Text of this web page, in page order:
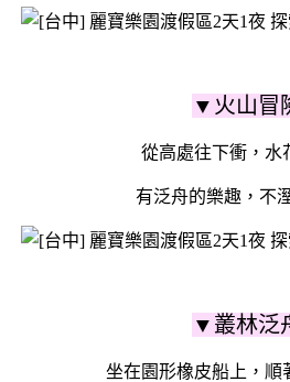
▼火山冒
從高處往下衝，水
有泛舟的樂趣，不
▼叢林泛
坐在園形橡皮船上，順